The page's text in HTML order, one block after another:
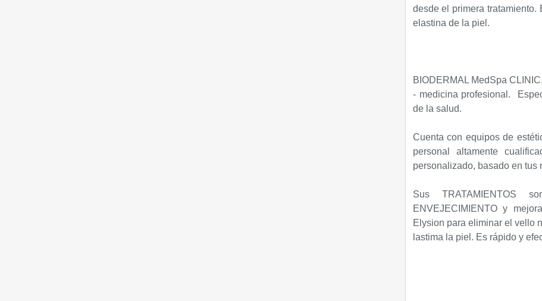
desde el primera tratamiento.
elastina de la piel.
BIODERMAL MedSpa
- medicina profesional.
de la salud.
Cuenta con equipos de
personal altamente
personalizado, basado en tus
Sus TRATAMIENTOS
ENVEJECIMIENTO y
Elysion para eliminar el vello
lastima la piel. Es rápido y